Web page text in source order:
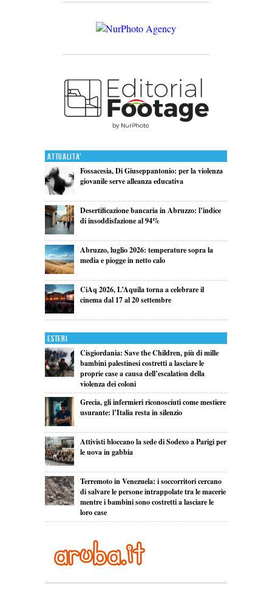
Attualita'
Fossacesia, Di Giuseppantonio: per la violenza
giovanile serve alleanza educativa
Desertificazione bancaria in Abruzzo: l’indice
di insoddisfazione al 94%
Abruzzo, luglio 2026: temperature sopra la
media e piogge in netto calo
CiAq 2026, L’Aquila torna a celebrare il
cinema dal 17 al 20 settembre
Esteri
Cisgiordania: Save the Children, più di mille
bambini palestinesi costretti a lasciare le
proprie case a causa dell’escalation della
violenza dei coloni
Grecia, gli infermieri riconosciuti come mestiere
usurante: l’Italia resta in silenzio
Attivisti bloccano la sede di Sodexo a Parigi per
le uova in gabbia
Terremoto in Venezuela: i soccorritori cercano
di salvare le persone intrappolate tra le macerie
mentre i bambini sono costretti a lasciare le
loro case